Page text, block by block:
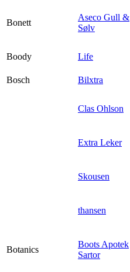
Bonett
Aseco Gull &
Sølv
Boody
Life
Bosch
Bilxtra
Clas Ohlson
Extra Leker
Skousen
thansen
Botanics
Boots Apotek
Sartor